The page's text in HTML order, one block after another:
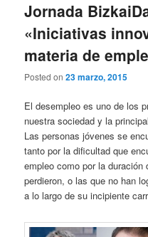
Jornada
«Iniciativas
materia de
Posted on23 marzo, 2015
El desempleo es uno de los
nuestra sociedad y la
Las personas jóvenes se
tanto por la dificultad que
empleo como por la
perdieron, o las que no han
a lo largo de su incipiente